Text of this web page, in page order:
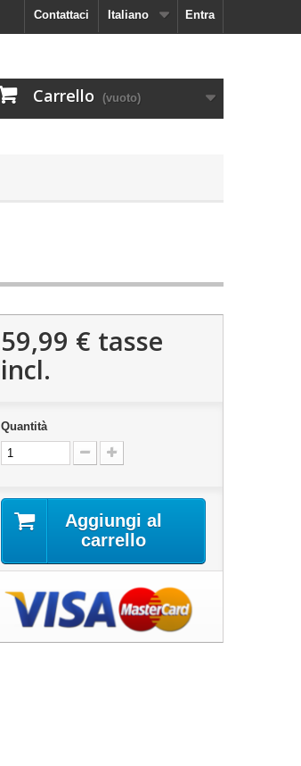
Entra
Italiano
Contattaci
Carrello (vuoto)
59,99 € tasse
incl.
Quantità
Aggiungi al
carrello